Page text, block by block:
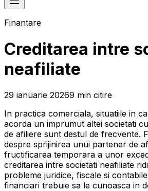
Finantare
Creditarea intre
neafiliate
29 ianuarie 20269 min citire
In practica comerciala, situatiile in
acorda un imprumut altei societati
de afiliere sunt destul de frecvente.
despre sprijinirea unui partener de
fructificarea temporara a unor
creditarea intre societati neafiliate
probleme juridice, fiscale si
financiari trebuie sa le cunoasca in